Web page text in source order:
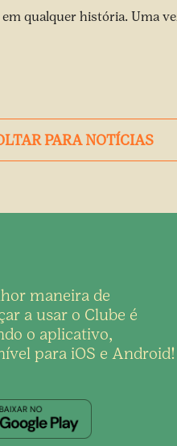
qualquer história. Uma
PARA NOTÍCIAS
maneira de
a usar o Clube é
o aplicativo,
para iOS e Android!